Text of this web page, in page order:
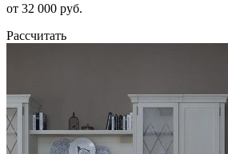
от 32 000 руб.
Рассчитать